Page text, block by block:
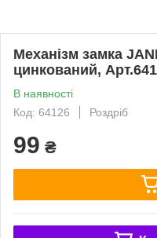
Механізм замка
цинкований,
В наявності
Код: 64126
Роздріб
99 ₴